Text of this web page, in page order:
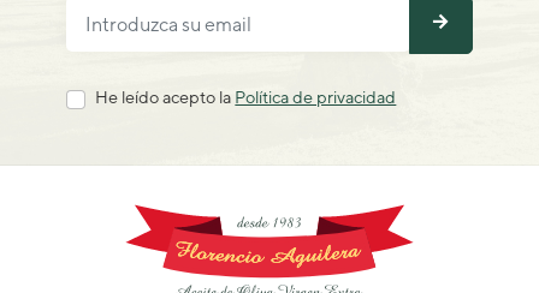
He leído acepto la Política de privacidad